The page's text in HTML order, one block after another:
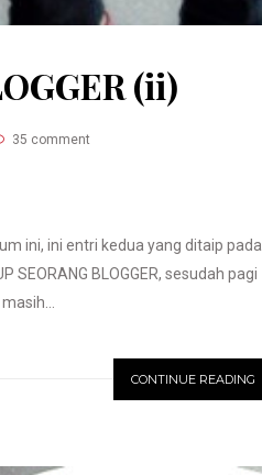
(ii)
35 comment
ini, ini entri kedua yang ditaip pada
BLOGGER, sesudah pagi
CONTINUE READING